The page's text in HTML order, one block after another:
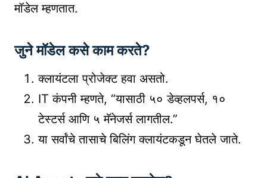
मॉडेल म्हणतात.
जुने मॉडेल कसे काम करते?
क्लायंटला प्रोजेक्ट हवा असतो.
IT कंपनी म्हणते, “यासाठी ५० डेव्हलपर्स, १०
टेस्टर्स आणि ५ मॅनेजर्स लागतील.”
या सर्वांचे तासाचे बिलिंग क्लायंटकडून घेतले जाते.